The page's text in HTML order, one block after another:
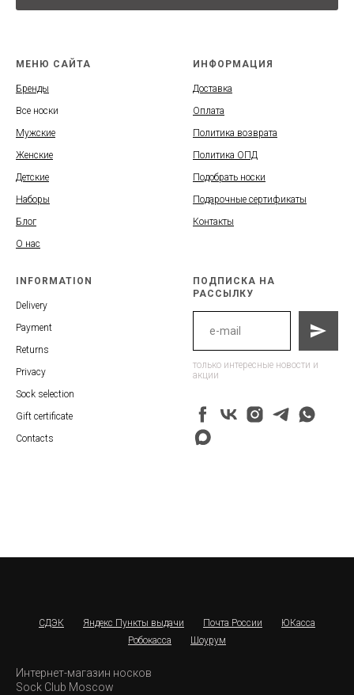
МЕНЮ САЙТА
Бренды
Все носки
Мужские
Женские
Детские
Наборы
Блог
О нас
ИНФОРМАЦИЯ
Доставка
Оплата
Политика возврата
Политика ОПД
Подобрать носки
Подарочные сертификаты
Контакты
INFORMATION
Delivery
Payment
Returns
Privacy
Sock selection
Gift certificate
Contacts
ПОДПИСКА НА
РАССЫЛКУ
только интересные новости и
акции
СДЭК Яндекс Пункты выдачи Почта России
ЮКасса
Робокасса
Шоурум
Интернет-магазин носков
Sock Club Moscow